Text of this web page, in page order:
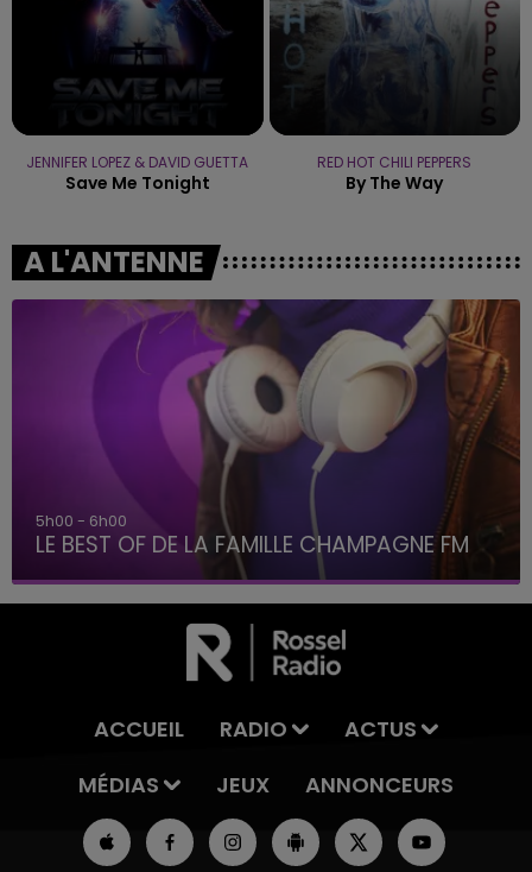
JENNIFER LOPEZ & DAVID GUETTA
Save Me Tonight
RED HOT CHILI PEPPERS
By The Way
A L'ANTENNE
5h00 - 6h00
LE BEST OF DE LA FAMILLE CHAMPAGNE FM
ACCUEIL RADIO
ACTUS
MÉDIAS
JEUX ANNONCEURS